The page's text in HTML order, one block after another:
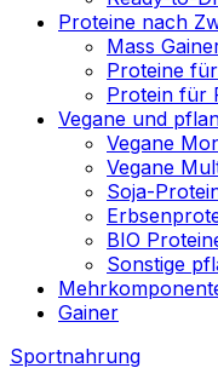
Proteine nach
Mass
Proteine
Protein für
Vegane und
Vegane
Vegane
Soja-
BIO
Sonstige
Gainer
Sportnahrung